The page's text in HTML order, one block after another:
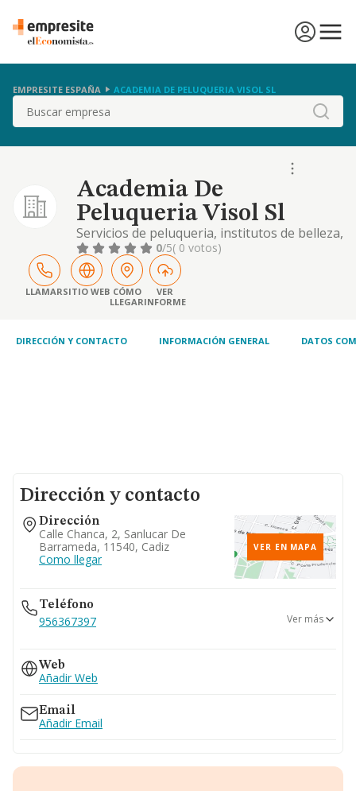
EMPRESITE ESPAÑA ACADEMIA DE PELUQUERIA VISOL SL
Buscar
Academia De
Peluqueria Visol Sl
Servicios de peluqueria, institutos de belleza,
manicura y depilacion. asi como comercio al
por menor de articulos de cosmetica, capilar
y de peluquerias. la fabricacion, produccion,
comercializacion y distribucion de ar
0/5( 0 votos)
LLAMARSITIO WEB CÓMO
LLEGAR
VER
INFORME
DIRECCIÓN Y CONTACTO INFORMACIÓN GENERAL DATOS
Dirección y contacto
Dirección
Calle Chanca, 2, Sanlucar De
Barrameda, 11540, Cadiz
Como llegar
VER EN MAPA
Teléfono
956367397
956385255
956381014
658...
Ver más
Web
Añadir Web
Email
Añadir Email